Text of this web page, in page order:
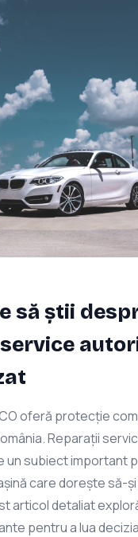
să știi
oferă protecție
Reparații
un subiect important
care dorește să-
articol detaliat
pentru a lua